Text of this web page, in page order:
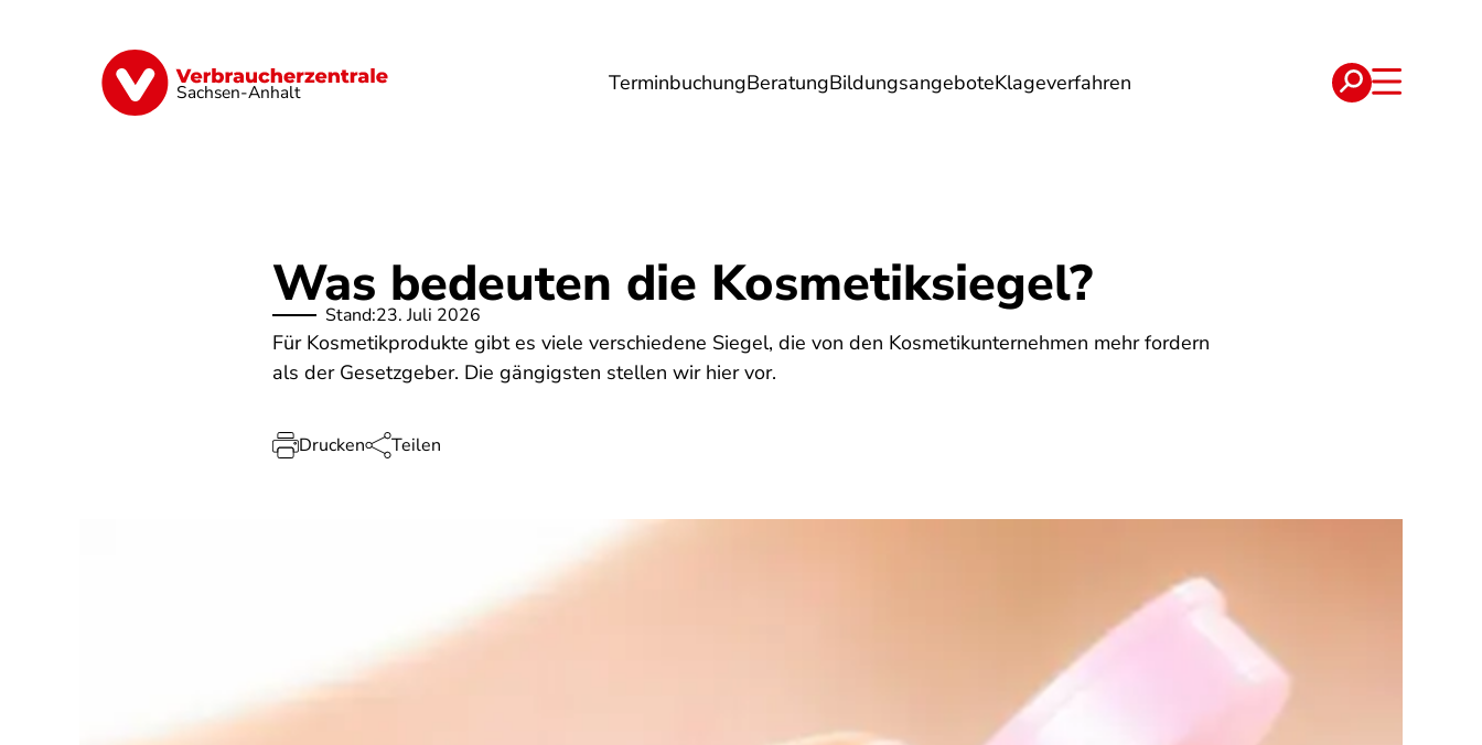
Sachsen-Anhalt TerminbuchungBeratungBildungsangeboteKlageverfahren
Finanzen Digitales Lebensmittel Gesundheit Energie Reise Verträge
Was bedeuten die Kosmetiksiegel?
Stand:23. Juli 2026
Für Kosmetikprodukte gibt es viele verschiedene Siegel, die von den Kosmetikunternehmen mehr fordern
als der Gesetzgeber. Die gängigsten stellen wir hier vor.
Drucken Teilen